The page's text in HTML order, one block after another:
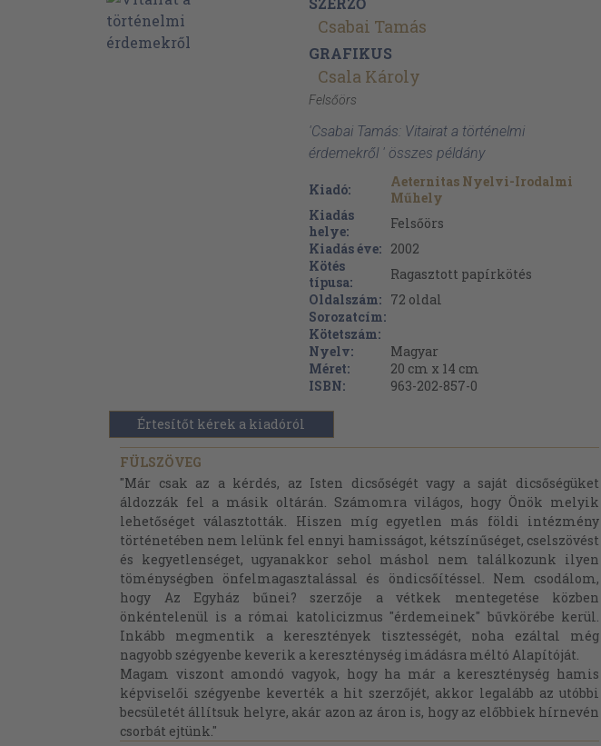
Csabai Tamás
GRAFIKUS
Csala Károly
Felsőörs
'Csabai Tamás: Vitairat a történelmi
érdemekről ' összes példány
Kiadó:
Aeternitas Nyelvi-Irodalmi
Műhely
Kiadás
helye:
Felsőörs
Kiadás éve: 2002
Kötés
típusa:
Ragasztott papírkötés
Oldalszám: 72 oldal
Sorozatcím:
Kötetszám:
Nyelv:
Magyar
Méret:
20 cm x 14 cm
ISBN:
963-202-857-0
Értesítőt kérek a kiadóról
FÜLSZÖVEG
"Már csak az a kérdés, az Isten dicsőségét vagy a saját dicsőségüket
áldozzák fel a másik oltárán. Számomra világos, hogy Önök melyik
lehetőséget választották. Hiszen míg egyetlen más földi intézmény
történetében nem lelünk fel ennyi hamisságot, kétszínűséget, cselszövést
és kegyetlenséget, ugyanakkor sehol máshol nem találkozunk ilyen
töménységben önfelmagasztalással és öndicsőítéssel. Nem csodálom,
hogy Az Egyház bűnei? szerzője a vétkek mentegetése közben
önkéntelenül is a római katolicizmus "érdemeinek" bűvkörébe kerül.
Inkább megmentik a keresztények tisztességét, noha ezáltal még
nagyobb szégyenbe keverik a kereszténység imádásra méltó Alapítóját.
Magam viszont amondó vagyok, hogy ha már a kereszténység hamis
képviselői szégyenbe keverték a hit szerzőjét, akkor legalább az utóbbi
becsületét állítsuk helyre, akár azon az áron is, hogy az előbbiek hírnevén
csorbát ejtünk."